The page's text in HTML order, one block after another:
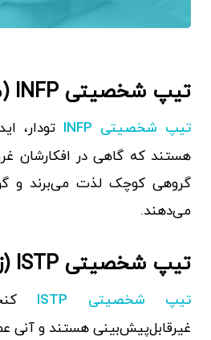
تیپ شخصیتی INFP (میانجی‌گر)
تیپ شخصیتی INFP
تودار،
هستند که گاهی در افکارشان
گروهی کوچک لذت می‌برند و
می‌دهند.
تیپ شخصیتی ISTP (زبردست)
تیپ شخصیتی ISTP
غیرقابل‌پیش‌بینی هستند و آنی